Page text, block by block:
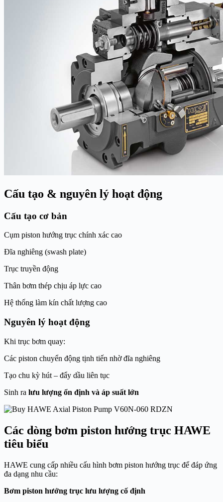
Cấu tạo & nguyên lý hoạt động
Cấu tạo cơ bản
Cụm piston hướng trục chính xác cao
Đĩa nghiêng (swash plate)
Trục truyền động
Thân bơm thép chịu áp lực cao
Hệ thống làm kín chất lượng cao
Nguyên lý hoạt động
Khi trục bơm quay:
Các piston chuyển động tịnh tiến nhờ đĩa nghiêng
Tạo chu kỳ hút – đẩy dầu liên tục
Sinh ra lưu lượng ổn định và áp suất lớn
Các dòng bơm piston hướng trục HAWE
tiêu biểu
HAWE cung cấp nhiều cấu hình bơm piston hướng trục để đáp ứng
đa dạng nhu cầu:
Bơm piston hướng trục lưu lượng cố định